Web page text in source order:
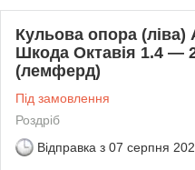
Кульова опора
Шкода Октавія 1.4 —
(лемферд)
Під замовлення
Роздріб
Відправка з 07 серпня